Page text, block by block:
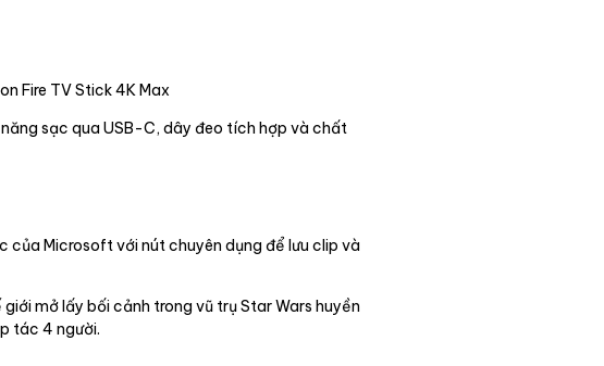
Fire TV Stick 4K Max
sạc qua USB-C, dây đeo tích hợp và chất
của Microsoft với nút chuyên dụng để lưu clip và
mở lấy bối cảnh trong vũ trụ Star Wars huyền
tác 4 người.